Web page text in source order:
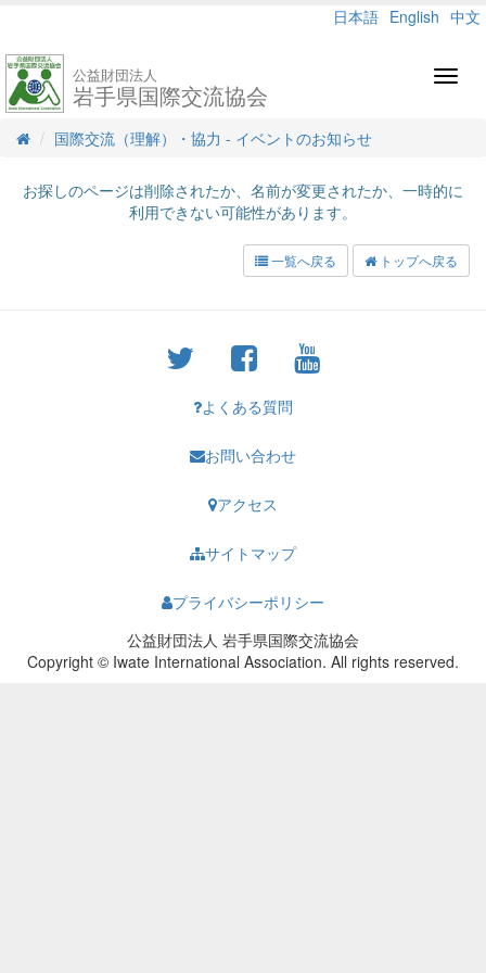
日本語 English 中文
公益財団法人
岩手県国際交流協会
国際交流（理解）・協力 - イベントのお知らせ
お探しのページは削除されたか、名前が変更されたか、一時的に
利用できない可能性があります。
一覧へ戻る トップへ戻る
よくある質問
お問い合わせ
アクセス
サイトマップ
プライバシーポリシー
公益財団法人 岩手県国際交流協会
Copyright © Iwate International Association. All rights reserved.